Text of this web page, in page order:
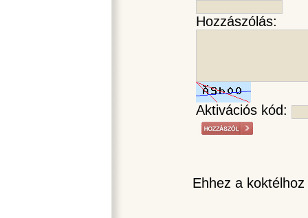
Hozzászólás:
Aktivációs kód:
Ehhez a